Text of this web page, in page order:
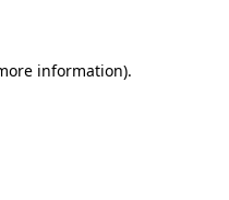
information).